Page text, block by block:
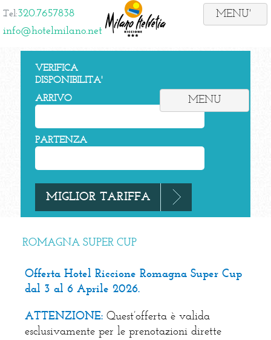
Tel:320.7657838
info@hotelmilano.net
MENU
VERIFICA
DISPONIBILITA'
ARRIVO
PARTENZA
ROMAGNA SUPER CUP
Offerta Hotel Riccione Romagna Super Cup
dal 3 al 6 Aprile 2026.
ATTENZIONE:Quest’offerta è valida
esclusivamente per le prenotazioni dirette